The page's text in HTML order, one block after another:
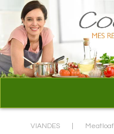
VIANDES Meatloaf